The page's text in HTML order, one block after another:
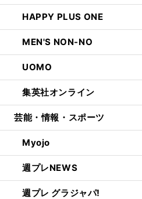
HAPPY PLUS ONE
MEN'S NON-NO
UOMO
集英社オンライン
芸能・情報・スポーツ
Myojo
週プレNEWS
週プレ グラジャパ!